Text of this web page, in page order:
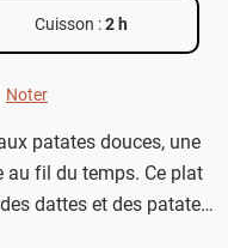
Cuisson :2 h
Noter
patates douces, une
au fil du temps. Ce plat
dattes et des patates
créant une harmonie